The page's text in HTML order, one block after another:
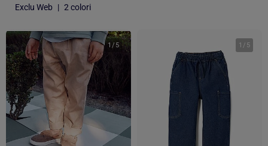
Exclu Web | 2 colori
1 / 5 1 / 5